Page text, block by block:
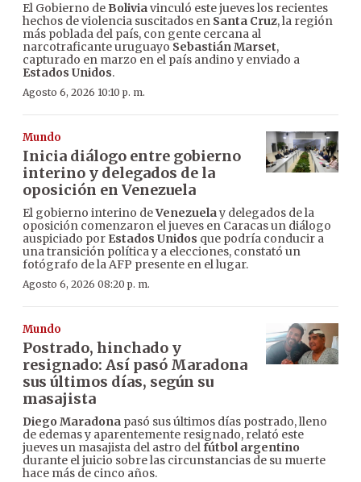
El Gobierno de Boliviavinculó este jueves los recientes
hechos de violencia suscitados en Santa Cruz, la región
más poblada del país, con gente cercana al
narcotraficante uruguayo Sebastián Marset,
capturado en marzo en el país andino y enviado a
Estados Unidos.
Agosto 6, 2026 10:10 p. m.
Mundo
Inicia diálogo entre gobierno
interino y delegados de la
oposición en Venezuela
El gobierno interino deVenezuelay delegados de la
oposición comenzaron el jueves en Caracas un diálogo
auspiciado por Estados Unidos que podría conducir a
una transición política y a elecciones, constató un
fotógrafo de la AFP presente en el lugar.
Agosto 6, 2026 08:20 p. m.
Mundo
Postrado, hinchado y
resignado: Así pasó Maradona
sus últimos días, según su
masajista
Diego Maradona pasó sus últimos días postrado, lleno
de edemas y aparentemente resignado, relató este
jueves un masajista del astro delfútbol argentino
durante el juicio sobre las circunstancias de su muerte
hace más de cinco años.